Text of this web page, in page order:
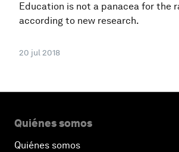
Education is not a panacea for the
according to new research.
20 jul 2018
Quiénes somos
Quiénes somos